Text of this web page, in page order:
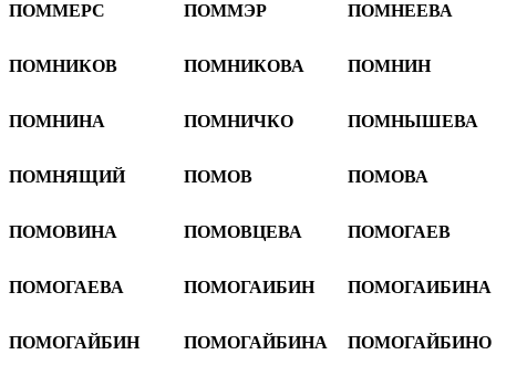
ПОММЕРС ПОММЭР ПОМНЕЕВА
ПОМНИКОВ ПОМНИКОВА ПОМНИН
ПОМНИНА ПОМНИЧКО ПОМНЫШЕВА
ПОМНЯЩИЙ ПОМОВ ПОМОВА
ПОМОВИНА ПОМОВЦЕВА ПОМОГАЕВ
ПОМОГАЕВА ПОМОГАИБИН ПОМОГАИБИНА
ПОМОГАЙБИН ПОМОГАЙБИНА ПОМОГАЙБИНО